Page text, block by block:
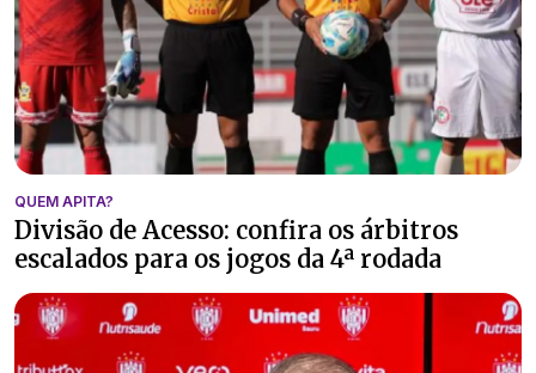
QUEM APITA?
Divisão de Acesso: confira os árbitros
escalados para os jogos da 4ª rodada